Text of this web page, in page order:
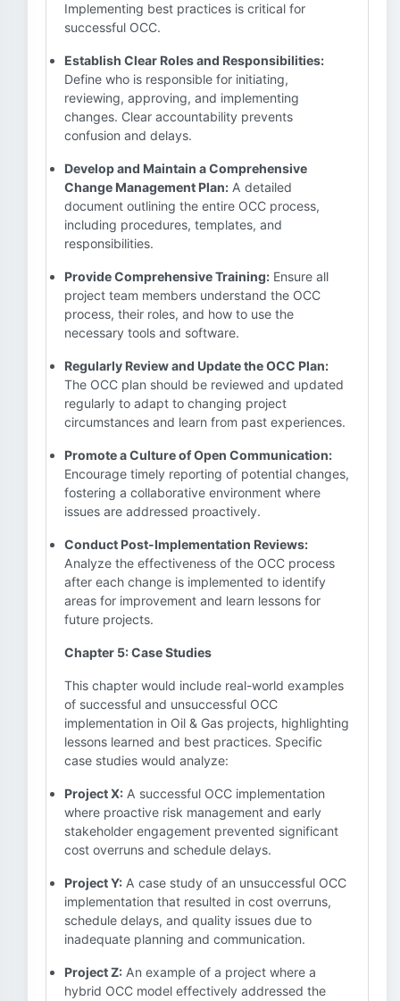
Implementing best practices is critical for
successful OCC.
Establish Clear Roles and Responsibilities:
Define who is responsible for initiating,
reviewing, approving, and implementing
changes. Clear accountability prevents
confusion and delays.
Develop and Maintain a Comprehensive
Change Management Plan: A detailed
document outlining the entire OCC process,
including procedures, templates, and
responsibilities.
Provide Comprehensive Training: Ensure all
project team members understand the OCC
process, their roles, and how to use the
necessary tools and software.
Regularly Review and Update the OCC Plan:
The OCC plan should be reviewed and updated
regularly to adapt to changing project
circumstances and learn from past experiences.
Promote a Culture of Open Communication:
Encourage timely reporting of potential changes,
fostering a collaborative environment where
issues are addressed proactively.
Conduct Post-Implementation Reviews:
Analyze the effectiveness of the OCC process
after each change is implemented to identify
areas for improvement and learn lessons for
future projects.
Chapter 5: Case Studies
This chapter would include real-world examples
of successful and unsuccessful OCC
implementation in Oil & Gas projects, highlighting
lessons learned and best practices. Specific
case studies would analyze:
Project X: A successful OCC implementation
where proactive risk management and early
stakeholder engagement prevented significant
cost overruns and schedule delays.
Project Y: A case study of an unsuccessful OCC
implementation that resulted in cost overruns,
schedule delays, and quality issues due to
inadequate planning and communication.
Project Z: An example of a project where a
hybrid OCC model effectively addressed the